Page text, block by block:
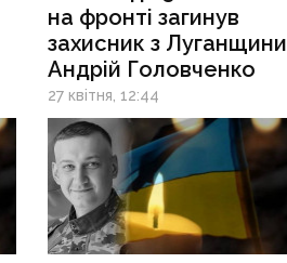
на фронті загинув
захисник з Луганщини
Андрій Головченко
27 квітня, 12:44